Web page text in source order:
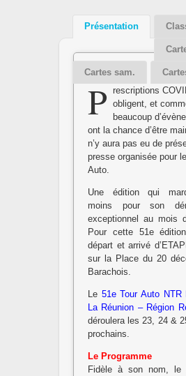
Présentation
Cartes sam.
P rescriptions
obligent, et
beaucoup
ont la chance d’être
n’y aura pas eu de
presse organisée pour
Auto.
Une édition qui
moins pour son
exceptionnel au mois
Pour cette 51e
départ et arrivé
sur la Place du 20
Barachois.
Le 51e Tour Auto NTR
La Réunion – Région
déroulera les 23, 24 &
prochains.
Le Programme
Fidèle à son nom, le